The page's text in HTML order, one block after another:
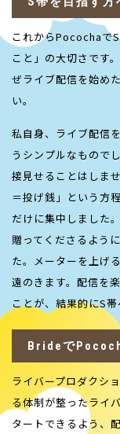
これからPocochaでS
こと」の大切さです
ぜライブ配信を始めた
い。
私自身、ライブ配信
うシンプルなもので
接見せることはしま
＝投げ銭」という方
だけに集中しました
贈ってくださるよう
た。メーターを上げ
遠のきます。配信を
ことが、結果的にS帯
Brideで
ライバープロダクシ
る体制が整ったライ
タートできるよう、